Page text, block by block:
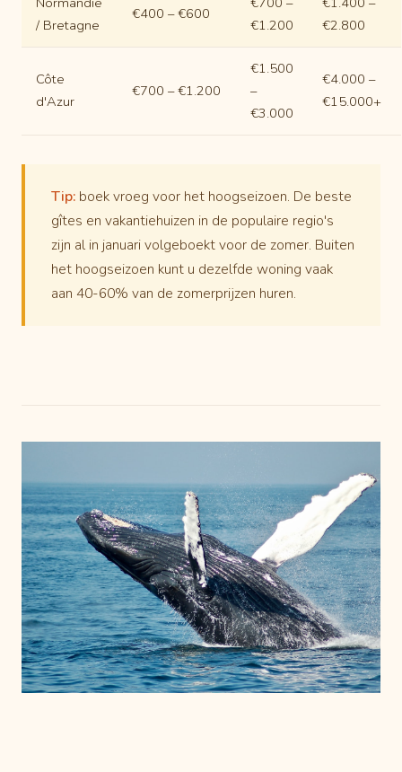
/ Bretagne
€400 – €600
€1.200
€2.800
Côte
d'Azur
€700 – €1.200
€1.500
–
€3.000
€4.000 –
€15.000+
Tip:boek vroeg voor het hoogseizoen. De beste
gîtes en vakantiehuizen in de populaire regio's
zijn al in januari volgeboekt voor de zomer. Buiten
het hoogseizoen kunt u dezelfde woning vaak
aan 40-60% van de zomerprijzen huren.